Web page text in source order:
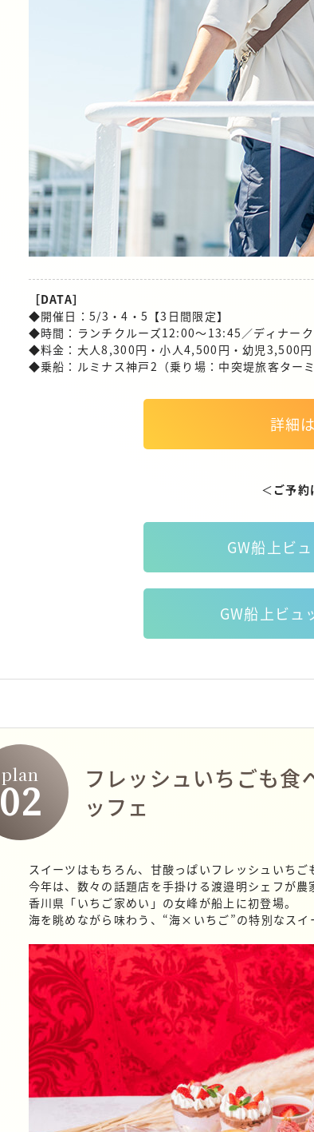
［DATA］
◆開催日：5/3・4・5【3日間限定】
◆時間：ランチクルーズ12:00〜13:45／ディナー
◆料金：大人8,300円・小人4,500円・幼児3,500円
◆乗船：ルミナス神戸2（乗り場：中突堤旅客ターミ
詳細
＜ご予約
GW船上ビ
GW船上ビュ
plan
02
フレッシュいちごも食
ッフェ
スイーツはもちろん、甘酸っぱいフレッシュいちご
今年は、数々の話題店を手掛ける渡邉明シェフが農
香川県「いちご家めい」の女峰が船上に初登場。
海を眺めながら味わう、“海×いちご”の特別なスイ